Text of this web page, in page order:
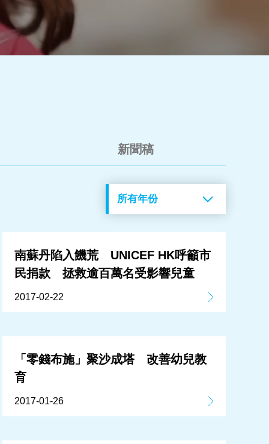
新聞稿
南蘇丹陷入饑荒 UNICEF HK呼籲市
民捐款 拯救逾百萬名受影響兒童
2017-02-22
「零錢布施」聚沙成塔 改善幼兒教
育
2017-01-26